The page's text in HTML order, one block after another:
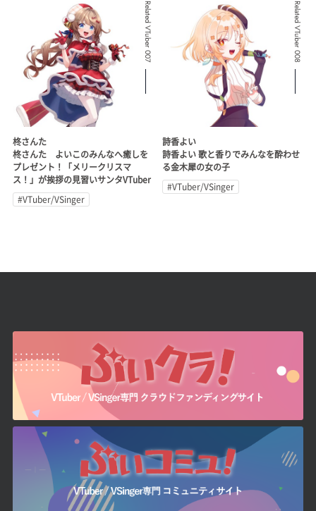
Related VTuber 007
柊さんた
柊さんた よいこのみんなへ癒しを
プレゼント！「メリークリスマ
ス！」が挨拶の見習いサンタVTuber
#VTuber/VSinger
Related VTuber 008
詩香よい
詩香よい 歌と香りでみんなを酔わせ
る金木犀の女の子
#VTuber/VSinger